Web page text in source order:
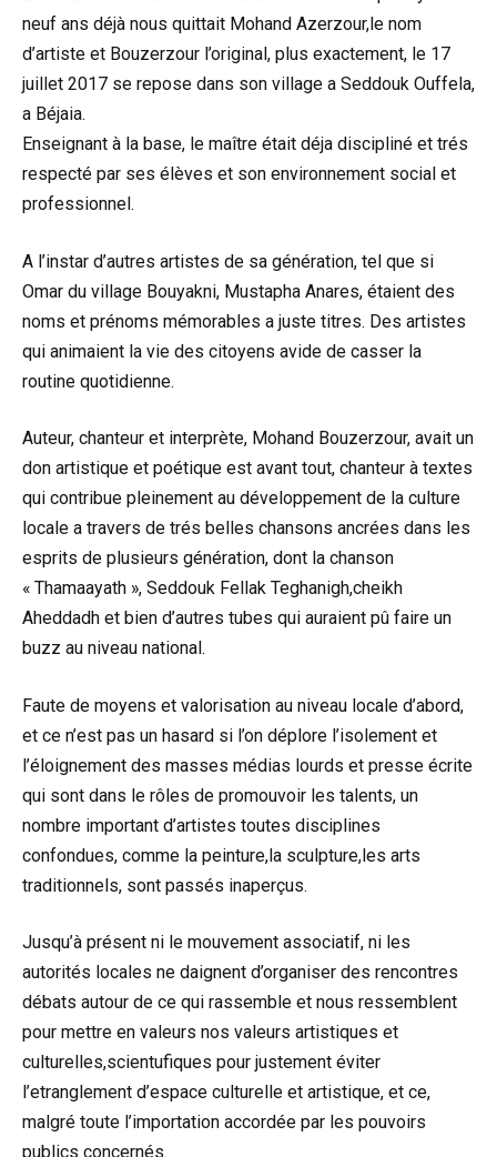
neuf ans déjà nous quittait Mohand Azerzour,le nom
d’artiste et Bouzerzour l’original, plus exactement, le 17
juillet 2017 se repose dans son village a Seddouk Ouffela,
a Béjaia.
Enseignant à la base, le maître était déja discipliné et trés
respecté par ses élèves et son environnement social et
professionnel.
A l’instar d’autres artistes de sa génération, tel que si
Omar du village Bouyakni, Mustapha Anares, étaient des
noms et prénoms mémorables a juste titres. Des artistes
qui animaient la vie des citoyens avide de casser la
routine quotidienne.
Auteur, chanteur et interprète, Mohand Bouzerzour, avait un
don artistique et poétique est avant tout, chanteur à textes
qui contribue pleinement au développement de la culture
locale a travers de trés belles chansons ancrées dans les
esprits de plusieurs génération, dont la chanson
« Thamaayath », Seddouk Fellak Teghanigh,cheikh
Aheddadh et bien d’autres tubes qui auraient pû faire un
buzz au niveau national.
Faute de moyens et valorisation au niveau locale d’abord,
et ce n’est pas un hasard si l’on déplore l’isolement et
l’éloignement des masses médias lourds et presse écrite
qui sont dans le rôles de promouvoir les talents, un
nombre important d’artistes toutes disciplines
confondues, comme la peinture,la sculpture,les arts
traditionnels, sont passés inaperçus.
Jusqu’à présent ni le mouvement associatif, ni les
autorités locales ne daignent d’organiser des rencontres
débats autour de ce qui rassemble et nous ressemblent
pour mettre en valeurs nos valeurs artistiques et
culturelles,scientufiques pour justement éviter
l’etranglement d’espace culturelle et artistique, et ce,
malgré toute l’importation accordée par les pouvoirs
publics concernés.